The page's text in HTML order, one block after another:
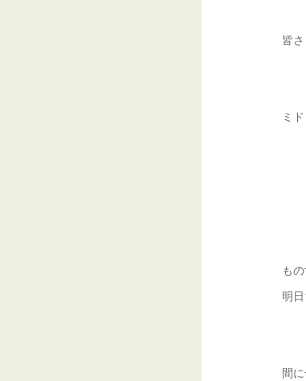
皆
ミ
も
明
間